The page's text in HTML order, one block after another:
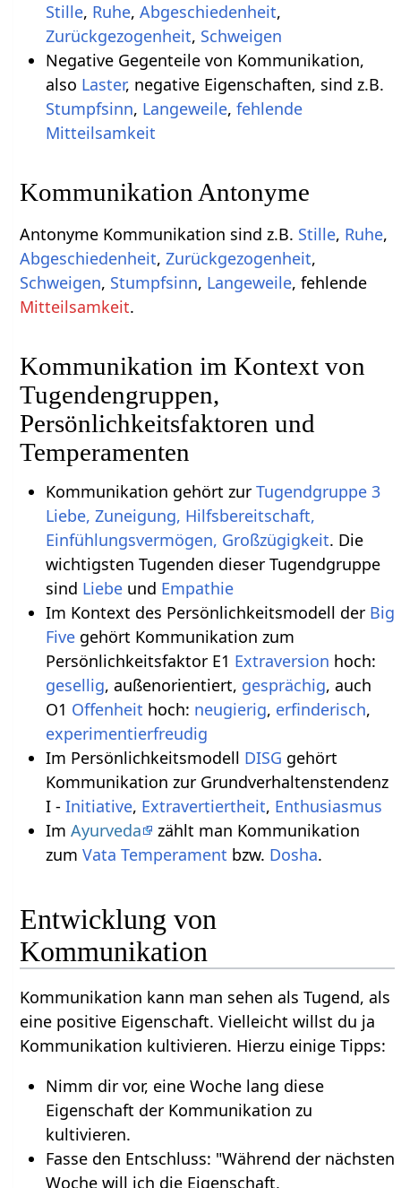
Stille, Ruhe, Abgeschiedenheit,
Zurückgezogenheit, Schweigen
Negative Gegenteile von Kommunikation,
also Laster, negative Eigenschaften, sind z.B.
Stumpfsinn, Langeweile, fehlende
Mitteilsamkeit
Kommunikation Antonyme
Antonyme Kommunikation sind z.B. Stille, Ruhe,
Abgeschiedenheit,Zurückgezogenheit,
Schweigen, Stumpfsinn, Langeweile, fehlende
Mitteilsamkeit.
Kommunikation im Kontext von
Tugendengruppen,
Persönlichkeitsfaktoren und
Temperamenten
Kommunikation gehört zur Tugendgruppe 3
Liebe, Zuneigung, Hilfsbereitschaft,
Einfühlungsvermögen, Großzügigkeit. Die
wichtigsten Tugenden dieser Tugendgruppe
sind Liebeund Empathie
Im Kontext des Persönlichkeitsmodell der Big
Fivegehört Kommunikation zum
Persönlichkeitsfaktor E1 Extraversion hoch:
gesellig, außenorientiert, gesprächig, auch
O1 Offenheit hoch: neugierig, erfinderisch,
experimentierfreudig
Im Persönlichkeitsmodell DISG gehört
Kommunikation zur Grundverhaltenstendenz
I - Initiative, Extravertiertheit, Enthusiasmus
Im Ayurveda
zählt man Kommunikation
zum Vata Temperament bzw. Dosha.
Entwicklung von
Kommunikation
Kommunikation kann man sehen als Tugend, als
eine positive Eigenschaft. Vielleicht willst du ja
Kommunikation kultivieren. Hierzu einige Tipps:
Nimm dir vor, eine Woche lang diese
Eigenschaft der Kommunikation zu
kultivieren.
Fasse den Entschluss: "Während der nächsten
Woche will ich die Eigenschaft,